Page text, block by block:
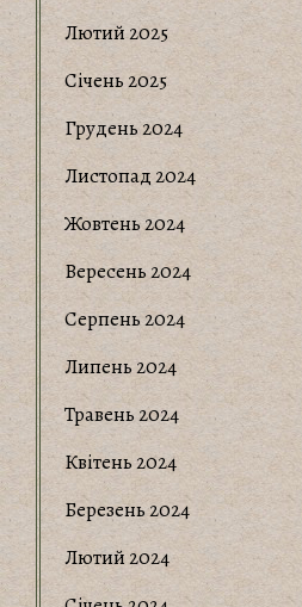
Лютий 2025
Січень 2025
Грудень 2024
Листопад 2024
Жовтень 2024
Вересень 2024
Серпень 2024
Липень 2024
Травень 2024
Квітень 2024
Березень 2024
Лютий 2024